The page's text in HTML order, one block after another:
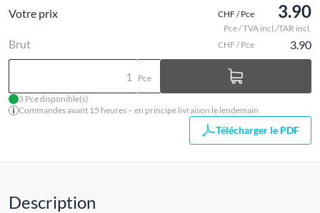
Votre prix CHF / Pce 3.90
Pce / TVA incl./TAR incl.
Brut CHF / Pce 3.90
Pce
3 Pce disponible(s)
Commandes avant 15 heures – en principe livraison le lendemain
Télécharger le PDF
Description